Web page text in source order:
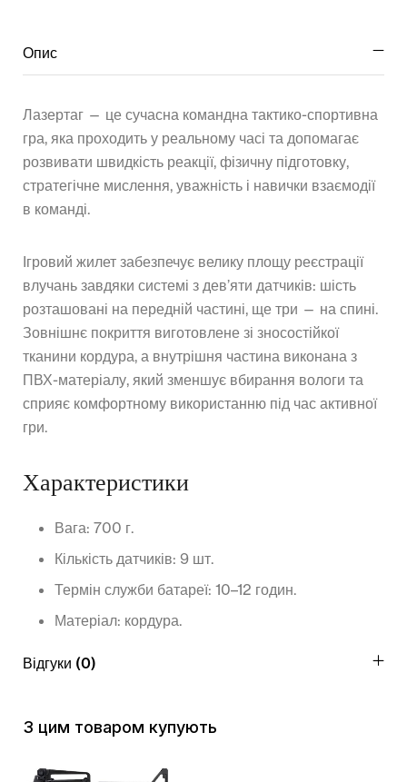
Опис
Лазертаг — це сучасна командна тактико-спортивна
гра, яка проходить у реальному часі та допомагає
розвивати швидкість реакції, фізичну підготовку,
стратегічне мислення, уважність і навички взаємодії
в команді.
Ігровий жилет забезпечує велику площу реєстрації
влучань завдяки системі з дев’яти датчиків: шість
розташовані на передній частині, ще три — на спині.
Зовнішнє покриття виготовлене зі зносостійкої
тканини кордура, а внутрішня частина виконана з
ПВХ-матеріалу, який зменшує вбирання вологи та
сприяє комфортному використанню під час активної
гри.
Характеристики
Вага: 700 г.
Кількість датчиків: 9 шт.
Термін служби батареї: 10–12 годин.
Матеріал: кордура.
Відгуки (0)
З цим товаром купують